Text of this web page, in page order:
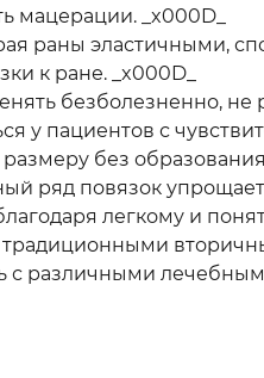
мацерации. _x000D_
раны эластичными,
к ране. _x000D_
безболезненно, не
у пациентов с
без образования
ряд повязок упрощает
легкому и
с различными